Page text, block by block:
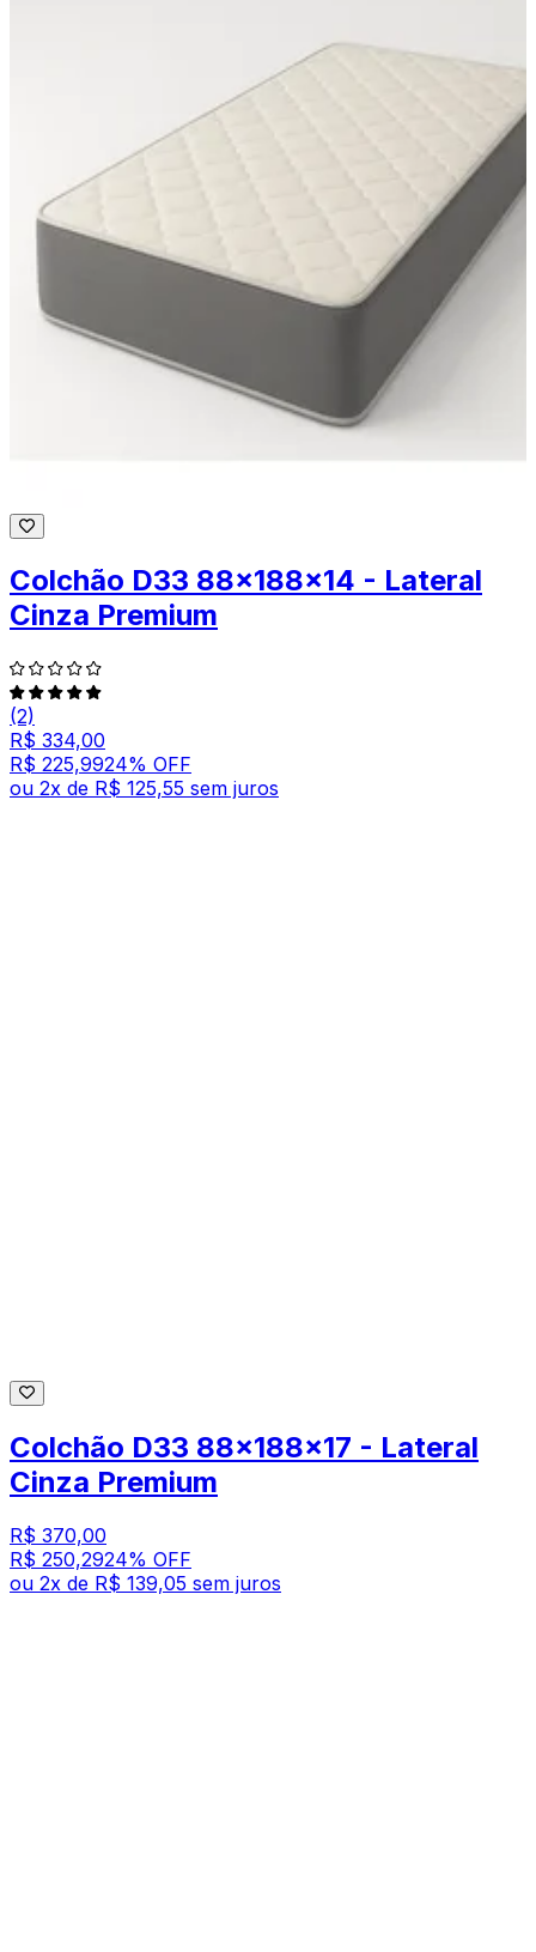
Colchão D33 88x188x14 - Lateral
Cinza Premium
(2)
R$ 334,00
R$ 225,9924% OFF
ou 2x de R$ 125,55 sem juros
Colchão D33 88x188x17 - Lateral
Cinza Premium
R$ 370,00
R$ 250,2924% OFF
ou 2x de R$ 139,05 sem juros